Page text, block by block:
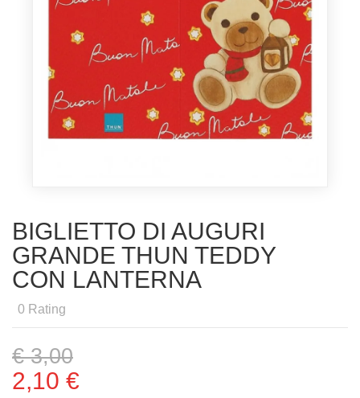
BIGLIETTO DI AUGURI
GRANDE THUN TEDDY
CON LANTERNA
0 Rating
€ 3,00
2,10 €